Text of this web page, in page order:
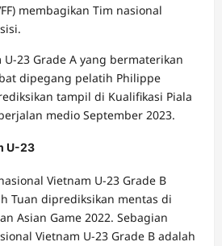
membagikan Tim nasional
23 Grade A yang bermaterikan
dipegang pelatih Philippe
tampil di Kualifikasi Piala
medio September 2023.
U-23
Vietnam U-23 Grade B
Tuan diprediksikan mentas di
Asian Game 2022. Sebagian
Vietnam U-23 Grade B adalah